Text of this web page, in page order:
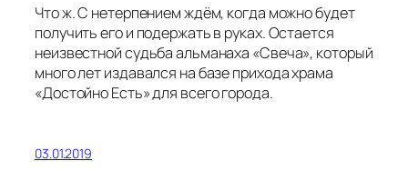
Что ж. С нетерпением ждём, когда можно будет
получить его и подержать в руках. Остается
неизвестной судьба альманаха «Свеча», который
много лет издавался на базе прихода храма
«Достойно Есть» для всего города.
03.01.2019